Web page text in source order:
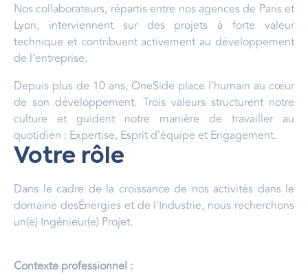
Nos collaborateurs, répartis entre nos agences de Paris et
Lyon, interviennent sur des projets à forte valeur
technique et contribuent activement au développement
de l’entreprise.
Depuis plus de 10 ans, OneSide place l’humain au cœur
de son développement. Trois valeurs structurent notre
culture et guident notre manière de travailler au
quotidien : Expertise, Esprit d’équipe et Engagement.
Votre rôle
Dans le cadre de la croissance de nos activités dans le
domaine desÉnergies et de l'Industrie, nous recherchons
un(e) Ingénieur(e) Projet.
Contexte professionnel :